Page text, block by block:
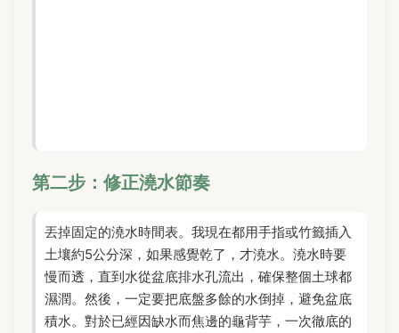
第二步：修正澆水節奏
丟掉固定的澆水時間表。我現在都用手指或竹籤插入
土壤約5公分深，如果感覺乾了，才澆水。澆水時要
慢而透，直到水從盆底排水孔流出，確保整個土球都
濕潤。然後，一定要把底盤多餘的水倒掉，避免盆底
積水。對於已經因缺水而焦邊的龜背芋，一次徹底的